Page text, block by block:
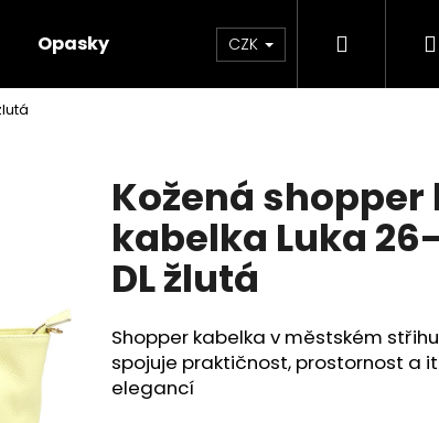
Opasky Doplňky Novinky
CZK Hledat
Kožená shopper
kabelka Luka
DL žlutá
Shopper kabelka v městském
spojuje praktičnost, prostornost a
elegancí